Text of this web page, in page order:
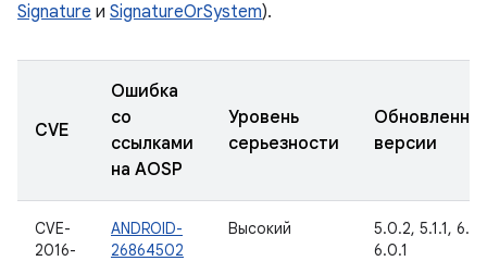
Signature и SignatureOrSystem).
CVE
Ошибка
со
ссылками
на AOSP
Уровень
серьезности
версии
CVE-
2016-
ANDROID-
26864502
Высокий
5.0.2, 5.1.1, 6.0,
6.0.1